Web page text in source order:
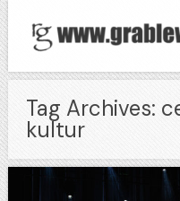
Tag Archives:
kultur